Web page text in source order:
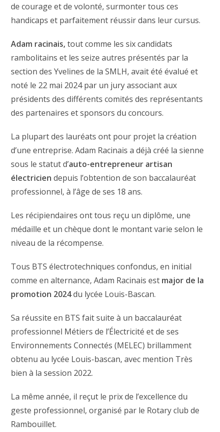
de courage et de volonté, surmonter tous ces
handicaps et parfaitement réussir dans leur cursus.
Adam racinais,tout comme les six candidats
rambolitains et les seize autres présentés par la
section des Yvelines de la SMLH, avait été évalué et
noté le 22 mai 2024 par un jury associant aux
présidents des différents comités des représentants
des partenaires et sponsors du concours.
La plupart des lauréats ont pour projet la création
d’une entreprise. Adam Racinais a déjà créé la sienne
sous le statut d’auto-entrepreneur artisan
électricien depuis l’obtention de son baccalauréat
professionnel, à l’âge de ses 18 ans.
Les récipiendaires ont tous reçu un diplôme, une
médaille et un chèque dont le montant varie selon le
niveau de la récompense.
Tous BTS électrotechniques confondus, en initial
comme en alternance, Adam Racinais est major de la
promotion 2024du lycée Louis-Bascan.
Sa réussite en BTS fait suite à un baccalauréat
professionnel Métiers de l’Électricité et de ses
Environnements Connectés (MELEC) brillamment
obtenu au lycée Louis-bascan, avec mention Très
bien à la session 2022.
La même année, il reçut le prix de l’excellence du
geste professionnel, organisé par le Rotary club de
Rambouillet.